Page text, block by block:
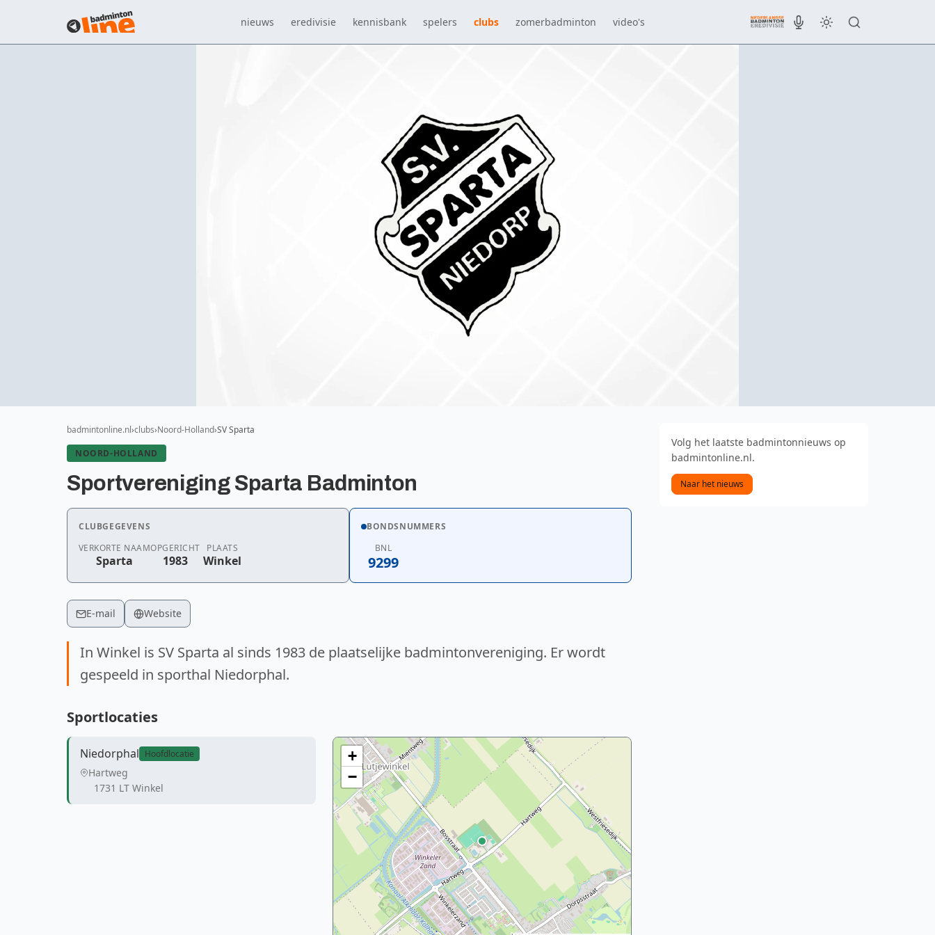
nieuws eredivisie kennisbank spelers clubs zomerbadminton video's
badmintonline.nl clubs Noord-Holland SV Sparta
NOORD-HOLLAND
Sportvereniging Sparta Badminton
CLUBGEGEVENS
VERKORTE NAAM
Sparta
OPGERICHT
1983
PLAATS
Winkel
BONDSNUMMERS
BNL
9299
E-mail Website
In Winkel is SV Sparta al sinds 1983 de plaatselijke badmintonvereniging. Er wordt
gespeeld in sporthal Niedorphal.
Sportlocaties
Niedorphal Hoofdlocatie
Hartweg
1731 LT Winkel
+
−
Volg het laatste badmintonnieuws op
badmintonline.nl.
Naar het nieuws